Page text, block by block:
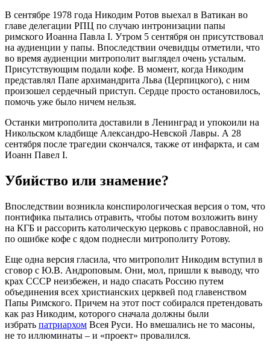
В сентябре 1978 года Никодим Ротов выехал в Ватикан во
главе делегации РПЦ по случаю интронизации папы
римского Иоанна Павла I. Утром 5 сентября он присутствовал
на аудиенции у папы. Впоследствии очевидцы отметили, что
во время аудиенции митрополит выглядел очень усталым.
Присутствующим подали кофе. В момент, когда Никодим
представлял Папе архимандрита Льва (Церпицкого), с ним
произошел сердечный приступ. Сердце просто остановилось,
помочь уже было ничем нельзя.
Останки митрополита доставили в Ленинград и упокоили на
Никольском кладбище Александро-Невской Лавры. А 28
сентября после трагедии скончался, также от инфаркта, и сам
Иоанн Павел I.
Убийство или знамение?
Впоследствии возникла конспирологическая версия о том, что
понтифика пытались отравить, чтобы потом возложить вину
на КГБ и рассорить католическую церковь с православной, но
по ошибке кофе с ядом поднесли митрополиту Ротову.
Еще одна версия гласила, что митрополит Никодим вступил в
сговор с Ю.В. Андроповым. Они, мол, пришли к выводу, что
крах СССР неизбежен, и надо спасать Россию путем
объединения всех христианских церквей под главенством
Папы Римского. Причем на этот пост собирался претендовать
как раз Никодим, которого сначала должны были
избрать патриархом Всея Руси. Но вмешались не то масоны,
не то иллюминаты – и «проект» провалился.